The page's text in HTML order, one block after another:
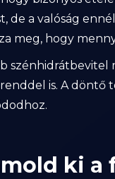
de a valóság
meg, hogy
is. A döntő
ki a